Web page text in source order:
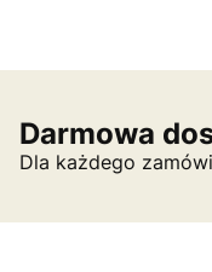
Darmowa
Dla każdego